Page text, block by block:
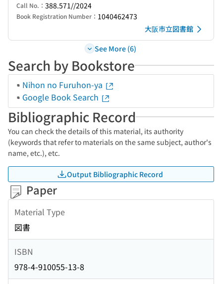
Call No.： 388.571//2024
Book Registration Number： 1040462473
大阪市立図書館
See More (6)
Search by Bookstore
Nihon no Furuhon-ya
Google Book Search
Bibliographic Record
You can check the details of this material, its authority
(keywords that refer to materials on the same subject, author's
name, etc.), etc.
Output Bibliographic Record
Paper
Material Type
図書
ISBN
978-4-910055-13-8